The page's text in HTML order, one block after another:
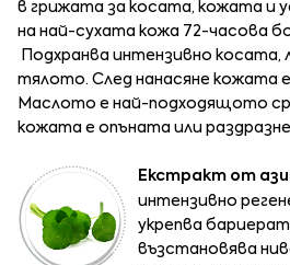
в грижата за косата, кожата и
на най-сухата кожа 72-часова
Подхранва интензивно
тялото. След нанасяне кожата
Маслото е най-подходящото
кожата е опъната или
Екстракт от
интензивно
укрепва
възстановява